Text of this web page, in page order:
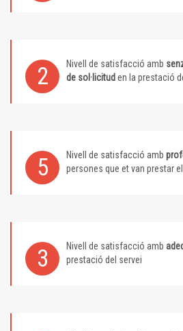
2 Nivell de satisfacció amb
de sol·licitud en la prestació
5 Nivell de satisfacció amb
persones que et van prestar
3 Nivell de satisfacció amb
prestació del servei